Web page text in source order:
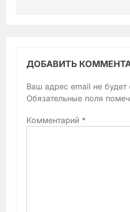
ДОБАВИТЬ
Ваш адрес email не будет
Обязательные поля
Комментарий *